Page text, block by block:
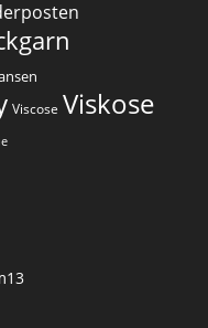
Viscose Viskose